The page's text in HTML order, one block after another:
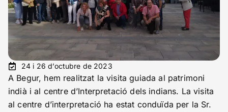
24 i 26 d’octubre de 2023
A Begur, hem realitzat la visita guiada al patrimoni
indià i al centre d’Interpretació dels indians. La visita
al centre d’interpretació ha estat conduïda per la Sr.